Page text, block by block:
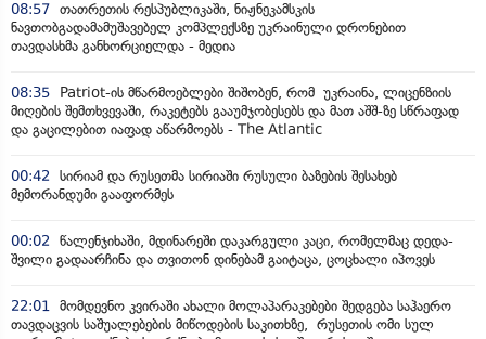
08:57 თათრეთის რესპუბლიკაში, ნიჟნეკამსკის
ნავთობგადამამუშავებელ კომპლექსზე უკრაინული დრონებით
თავდასხმა განხორციელდა - მედია
08:35
Patriot-ის მწარმოებლები შიშობენ, რომ უკრაინა, ლიცენზიის
მიღების შემთხვევაში, რაკეტებს გააუმჯობესებს და მათ აშშ-ზე სწრაფად
და გაცილებით იაფად აწარმოებს - The Atlantic
00:42 სირიამ და რუსეთმა სირიაში რუსული ბაზების შესახებ
მემორანდუმი გააფორმეს
00:02 წალენჯიხაში, მდინარეში დაკარგული კაცი, რომელმაც დედა-
შვილი გადაარჩინა და თვითონ დინებამ გაიტაცა, ცოცხალი იპოვეს
22:01 მომდევნო კვირაში ახალი მოლაპარაკებები შედგება საჰაერო
თავდაცვის საშუალებების მიწოდების საკითხზე, რუსეთის ომი სულ